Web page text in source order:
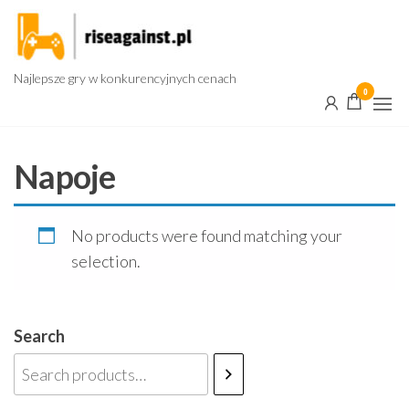
Przejdź
treści
Najlepsze gry w konkurencyjnych cenach
0
Napoje
No products were found matching your
selection.
Search